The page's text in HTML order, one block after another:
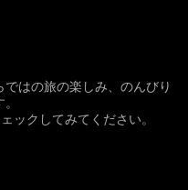
はの旅の楽しみ、のんびり
ックしてみてください。